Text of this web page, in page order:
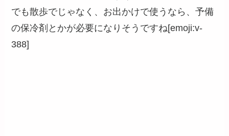
でも散歩でじゃなく、お出かけで使うなら、予備
の保冷剤とかが必要になりそうですね[emoji:v-
388]